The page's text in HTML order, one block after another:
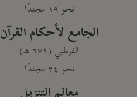
نحو ١٩ مجلدًا
الجامع لأحكام القرآن
القرطبي (٦٧١ هـ)
نحو ٢٤ مجلدًا